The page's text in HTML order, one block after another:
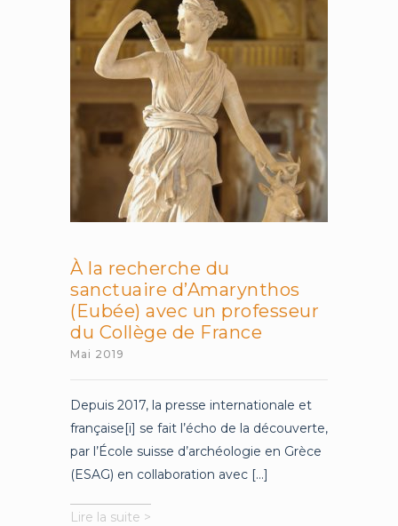
modernité
À la recherche du
sanctuaire d’Amarynthos
(Eubée) avec un professeur
du Collège de France
Mai 2019
Depuis 2017, la presse internationale et
française[i] se fait l’écho de la découverte,
par l’École suisse d’archéologie en Grèce
(ESAG) en collaboration avec [...]
Lire la suite >